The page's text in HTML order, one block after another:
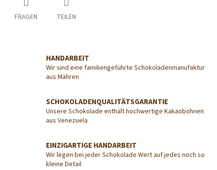
FRAGEN TEILEN
HANDARBEIT
Wir sind eine familiengeführte Schokoladenmanufaktur
aus Mähren
SCHOKOLADENQUALITÄTSGARANTIE
Unsere Schokolade enthält hochwertige Kakaobohnen
aus Venezuela
EINZIGARTIGE HANDARBEIT
Wir legen bei jeder Schokolade Wert auf jedes noch so
kleine Detail